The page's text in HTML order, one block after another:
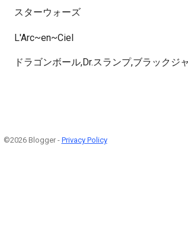
スターウォーズ
L'Arc~en~Ciel
ドラゴンボール,Dr.スランプ,ブラックジ
©2026 Blogger - Privacy Policy